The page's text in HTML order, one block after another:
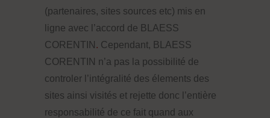
(partenaires, sites sources etc) mis en
ligne avec l’accord de BLAESS
CORENTIN . Cependant, BLAESS
CORENTIN n’a pas la possibilité de
controler l’intégralité des élements des
sites ainsi visités et rejette donc l’entière
responsabilité de ce fait quand aux